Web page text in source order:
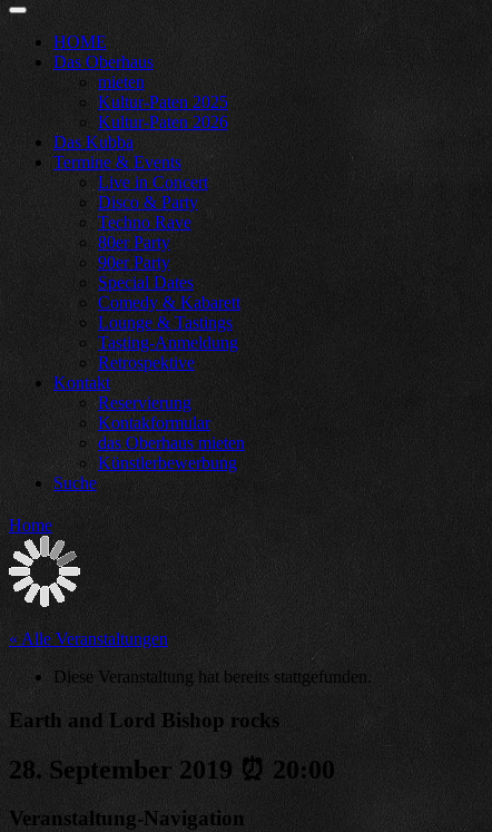
HOME
Das Oberhaus
mieten
Kultur-Paten 2025
Kultur-Paten 2026
Das Kubba
Termine & Events
Live in Concert
Disco & Party
Techno Rave
80er Party
90er Party
Special Dates
Comedy & Kabarett
Lounge & Tastings
Tasting-Anmeldung
Retrospektive
Kontakt
Reservierung
Kontakformular
das Oberhaus mieten
Künstlerbewerbung
Suche
Home
« Alle Veranstaltungen
Diese Veranstaltung hat bereits stattgefunden.
Earth and Lord Bishop rocks
28. September 2019 ⏰ 20:00
Veranstaltung-Navigation